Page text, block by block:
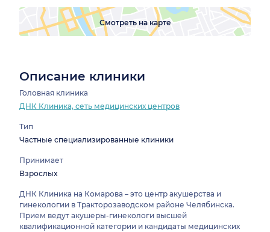
Смотреть на карте
Описание клиники
Головная клиника
ДНК Клиника, сеть медицинских центров
Тип
Частные специализированные клиники
Принимает
Взрослых
ДНК Клиника на Комарова – это центр акушерства и
гинекологии в Тракторозаводском районе Челябинска.
Прием ведут акушеры-гинекологи высшей
квалификационной категории и кандидаты медицинских